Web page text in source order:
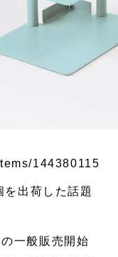
144380115
出荷した話題
一般販売開始